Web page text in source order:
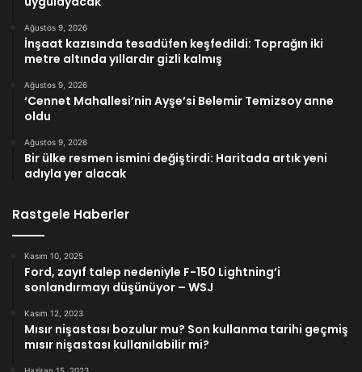
Ağustos 9, 2026
İnşaat kazısında tesadüfen keşfedildi: Toprağın iki
metre altında yıllardır gizli kalmış
Ağustos 9, 2026
‘Cennet Mahallesi’nin Ayşe’si Belemir Temizsoy anne
oldu
Ağustos 9, 2026
Bir ülke resmen ismini değiştirdi: Haritada artık yeni
adıyla yer alacak
Rastgele Haberler
Kasım 10, 2025
Ford, zayıf talep nedeniyle F-150 Lightning’i
sonlandırmayı düşünüyor – WSJ
Kasım 12, 2023
Mısır nişastası bozulur mu? Son kullanma tarihi geçmiş
mısır nişastası kullanılabilir mi?
Haziran 15, 2023